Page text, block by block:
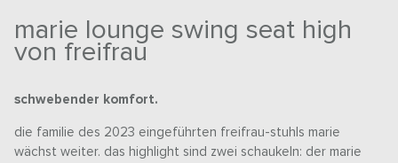
marie lounge swing seat high
von freifrau
schwebender komfort.
die familie des 2023 eingeführten freifrau-stuhls marie
wächst weiter. das highlight sind zwei schaukeln: der marie